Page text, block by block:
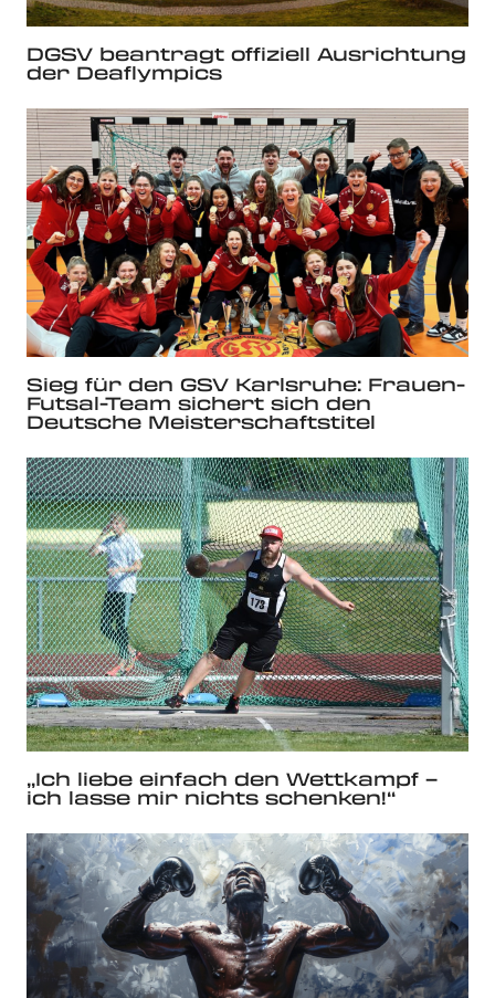
DGSV beantragt offiziell Ausrichtung
der Deaflympics
Sieg für den GSV Karlsruhe: Frauen-
Futsal-Team sichert sich den
Deutsche Meisterschaftstitel
„Ich liebe einfach den Wettkampf –
ich lasse mir nichts schenken!“